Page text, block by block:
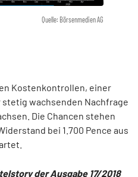
Quelle: Börsenmedien AG
Kostenkontrollen, einer
wachsenden Nachfrage
Die Chancen stehen
bei 1.700 Pence aus
der Ausgabe 17/2018